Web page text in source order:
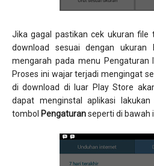
Jika gagal pastikan cek ukuran file
download sesuai dengan
mengarah pada menu Pengaturan
Proses ini wajar terjadi mengingat
di download di luar Play Store
dapat menginstal aplikasi
tombol Pengaturanseperti di bawah